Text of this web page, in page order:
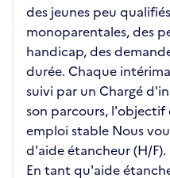
des jeunes peu
monoparentales, des
handicap, des
durée. Chaque
suivi par un Chargé
son parcours,
emploi stable Nous
d'aide étancheur (H/F).
En tant qu'aide